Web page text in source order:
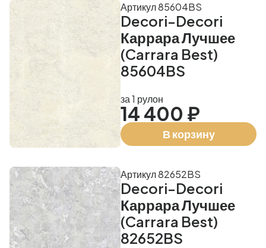
Decori-Decori
Каррара Лучшее
(Carrara Best)
85604BS
Артикул 85604BS
за 1 рулон
14 400 ₽
В корзину
Decori-Decori
Каррара Лучшее
(Carrara Best)
82652BS
Артикул 82652BS